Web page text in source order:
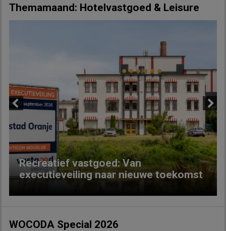
Themamaand: Hotelvastgoed & Leisure
Recreatief vastgoed: Van
executieveiling naar nieuwe toekomst
Next
WOCODA Special 2026